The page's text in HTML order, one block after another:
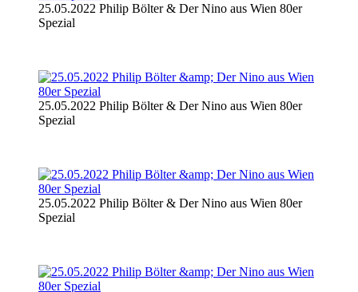
25.05.2022 Philip Bölter & Der Nino aus Wien 80er
Spezial
25.05.2022 Philip Bölter & Der Nino aus Wien 80er
Spezial
25.05.2022 Philip Bölter & Der Nino aus Wien 80er
Spezial